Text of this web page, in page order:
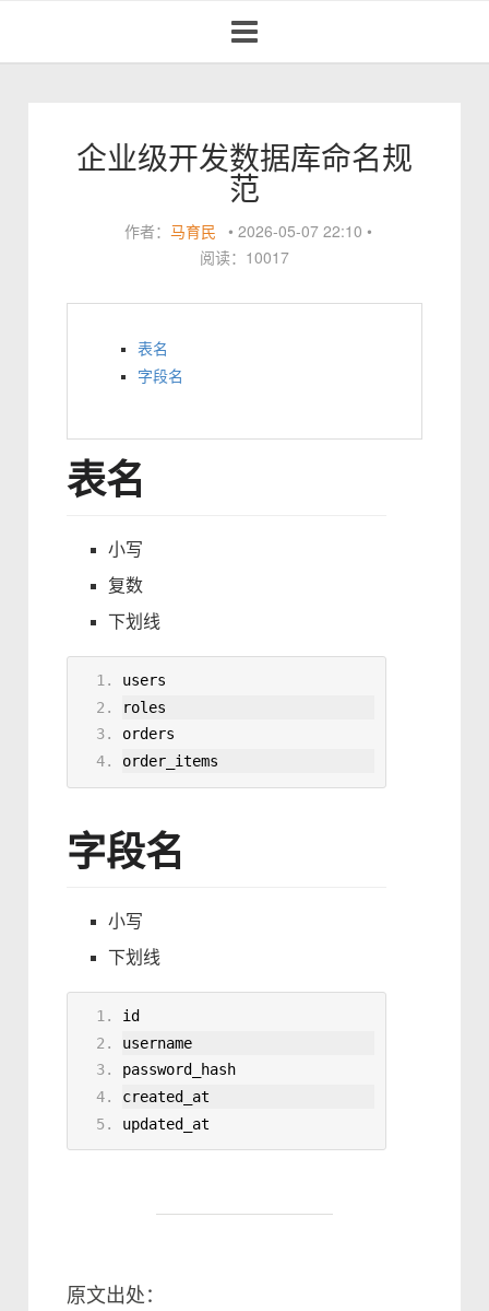
navigation
企业级开发数据库命名规
范
作者： 马育民 • 2026-05-07 22:10 •
阅读：10017
表名
字段名
表名
小写
复数
下划线
users
roles
orders
order_items
字段名
小写
下划线
id
username
password_hash
created_at
updated_at
原文出处：